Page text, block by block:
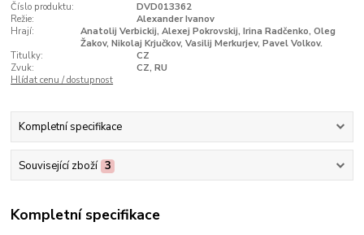
Číslo produktu:
DVD013362
Režie:
Alexander Ivanov
Hrají:
Anatolij Verbickij, Alexej Pokrovskij, Irina Radčenko, Oleg
Žakov, Nikolaj Krjučkov, Vasilij Merkurjev, Pavel Volkov.
Titulky:
CZ
Zvuk:
CZ, RU
Hlídat cenu / dostupnost
Kompletní specifikace
Související zboží 3
Kompletní specifikace